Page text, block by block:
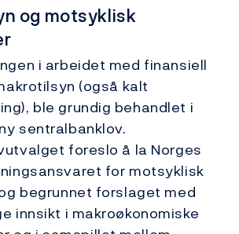
og motsyklisk
i arbeidet med finansiell
(også kalt
ble grundig behandlet i
sentralbanklov.
foreslo å la Norges
for motsyklisk
begrunnet forslaget med
innsikt i makroøkonomiske